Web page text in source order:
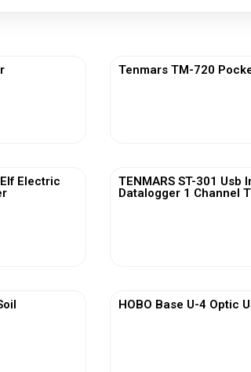
Tenmars TM-720
Electric
TENMARS ST-301 Usb
Datalogger 1 Channel
HOBO Base U-4 Optic